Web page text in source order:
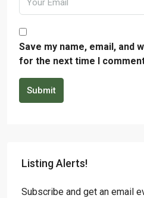
Save my name, email, and
for the next time I
Submit
Listing Alerts!
Subscribe and get an email